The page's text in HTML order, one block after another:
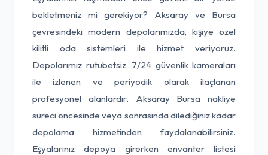
bekletmeniz mi gerekiyor? Aksaray ve Bursa
çevresindeki modern depolarımızda, kişiye özel
kilitli oda sistemleri ile hizmet veriyoruz.
Depolarımız rutubetsiz, 7/24 güvenlik kameraları
ile izlenen ve periyodik olarak ilaçlanan
profesyonel alanlardır. Aksaray Bursa nakliye
süreci öncesinde veya sonrasında dilediğiniz kadar
depolama hizmetinden faydalanabilirsiniz.
Eşyalarınız depoya girerken envanter listesi